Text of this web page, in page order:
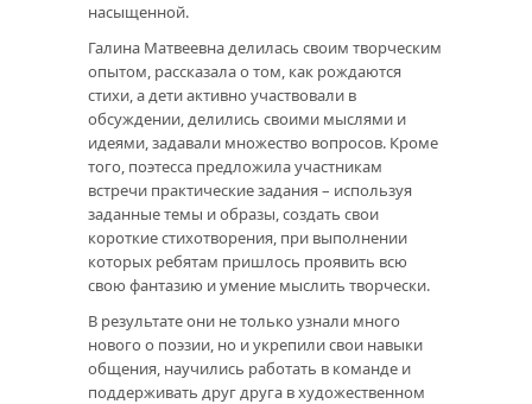
насыщенной.
Галина Матвеевна делилась своим творческим
опытом, рассказала о том, как рождаются
стихи, а дети активно участвовали в
обсуждении, делились своими мыслями и
идеями, задавали множество вопросов. Кроме
того, поэтесса предложила участникам
встречи практические задания – используя
заданные темы и образы, создать свои
короткие стихотворения, при выполнении
которых ребятам пришлось проявить всю
свою фантазию и умение мыслить творчески.
В результате они не только узнали много
нового о поэзии, но и укрепили свои навыки
общения, научились работать в команде и
поддерживать друг друга в художественном